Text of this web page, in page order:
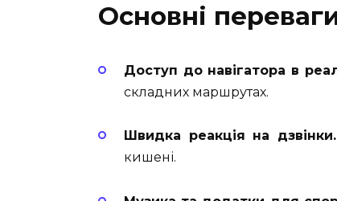
Основні
Доступ до навігатора в
складних маршрутах.
Швидка реакція на дзвінки.
кишені.